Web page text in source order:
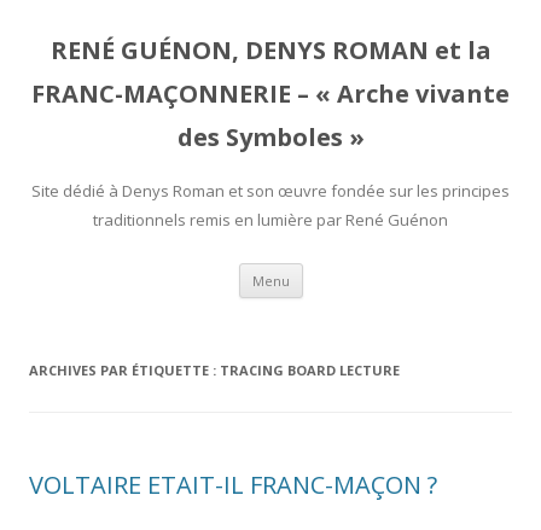
RENÉ GUÉNON, DENYS ROMAN et la
FRANC-MAÇONNERIE – « Arche vivante
des Symboles »
Site dédié à Denys Roman et son œuvre fondée sur les principes
traditionnels remis en lumière par René Guénon
Menu Aller
contenu
ARCHIVES PAR ÉTIQUETTE : TRACING BOARD LECTURE
VOLTAIRE ETAIT-IL FRANC-MAÇON ?